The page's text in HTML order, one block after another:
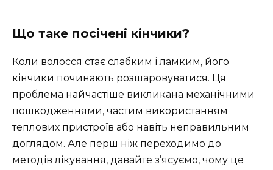
Що таке посічені кінчики?
Коли волосся стає слабким і ламким, його
кінчики починають розшаровуватися. Ця
проблема найчастіше викликана механічними
пошкодженнями, частим використанням
теплових пристроїв або навіть неправильним
доглядом. Але перш ніж переходимо до
методів лікування, давайте з’ясуємо, чому це